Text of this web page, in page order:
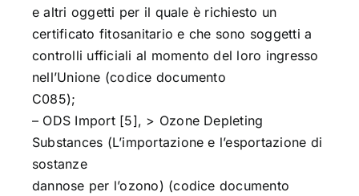
e altri oggetti per il quale è richiesto un
certificato fitosanitario e che sono soggetti a
controlli ufficiali al momento del loro ingresso
nell’Unione (codice documento
C085);
– ODS Import [5], > Ozone Depleting
Substances (L’importazione e l’esportazione di
sostanze
dannose per l’ozono) (codice documento